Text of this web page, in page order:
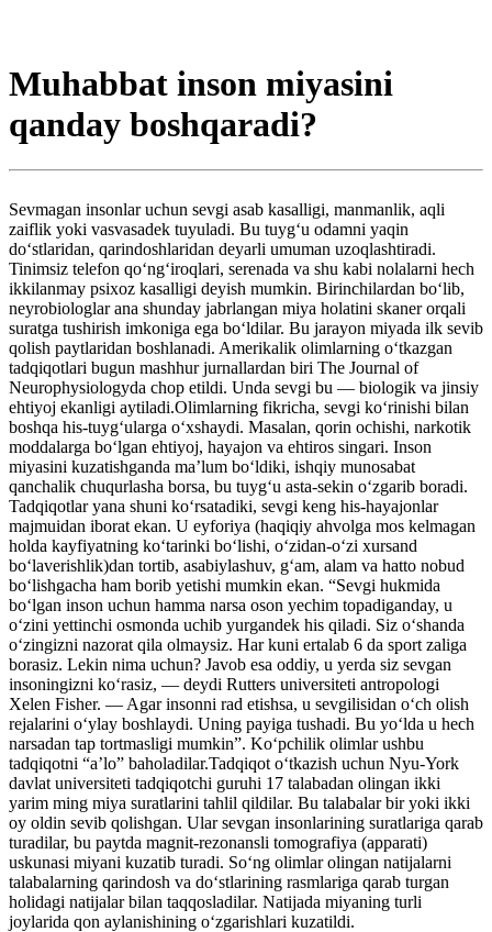
Muhabbat inson miyasini
qanday boshqaradi?
Sevmagan insonlar uchun sevgi asab kasalligi, manmanlik, aqli
zaiflik yoki vasvasadek tuyuladi. Bu tuyg‘u odamni yaqin
do‘stlaridan, qarindoshlaridan deyarli umuman uzoqlashtiradi.
Tinimsiz telefon qo‘ng‘iroqlari, serenada va shu kabi nolalarni hech
ikkilanmay psixoz kasalligi deyish mumkin. Birinchilardan bo‘lib,
neyrobiologlar ana shunday jabrlangan miya holatini skaner orqali
suratga tushirish imkoniga ega bo‘ldilar. Bu jarayon miyada ilk sevib
qolish paytlaridan boshlanadi. Amerikalik olimlarning o‘tkazgan
tadqiqotlari bugun mashhur jurnallardan biri The Journal of
Neurophysiologyda chop etildi. Unda sevgi bu — biologik va jinsiy
ehtiyoj ekanligi aytiladi.Olimlarning fikricha, sevgi ko‘rinishi bilan
boshqa his-tuyg‘ularga o‘xshaydi. Masalan, qorin ochishi, narkotik
moddalarga bo‘lgan ehtiyoj, hayajon va ehtiros singari. Inson
miyasini kuzatishganda ma’lum bo‘ldiki, ishqiy munosabat
qanchalik chuqurlasha borsa, bu tuyg‘u asta-sekin o‘zgarib boradi.
Tadqiqotlar yana shuni ko‘rsatadiki, sevgi keng his-hayajonlar
majmuidan iborat ekan. U eyforiya (haqiqiy ahvolga mos kelmagan
holda kayfiyatning ko‘tarinki bo‘lishi, o‘zidan-o‘zi xursand
bo‘laverishlik)dan tortib, asabiylashuv, g‘am, alam va hatto nobud
bo‘lishgacha ham borib yetishi mumkin ekan. “Sevgi hukmida
bo‘lgan inson uchun hamma narsa oson yechim topadiganday, u
o‘zini yettinchi osmonda uchib yurgandek his qiladi. Siz o‘shanda
o‘zingizni nazorat qila olmaysiz. Har kuni ertalab 6 da sport zaliga
borasiz. Lekin nima uchun? Javob esa oddiy, u yerda siz sevgan
insoningizni ko‘rasiz, — deydi Rutters universiteti antropologi
Xelen Fisher. — Agar insonni rad etishsa, u sevgilisidan o‘ch olish
rejalarini o‘ylay boshlaydi. Uning payiga tushadi. Bu yo‘lda u hech
narsadan tap tortmasligi mumkin”. Ko‘pchilik olimlar ushbu
tadqiqotni “a’lo” baholadilar.Tadqiqot o‘tkazish uchun Nyu-York
davlat universiteti tadqiqotchi guruhi 17 talabadan olingan ikki
yarim ming miya suratlarini tahlil qildilar. Bu talabalar bir yoki ikki
oy oldin sevib qolishgan. Ular sevgan insonlarining suratlariga qarab
turadilar, bu paytda magnit-rezonansli tomografiya (apparati)
uskunasi miyani kuzatib turadi. So‘ng olimlar olingan natijalarni
talabalarning qarindosh va do‘stlarining rasmlariga qarab turgan
holidagi natijalar bilan taqqosladilar. Natijada miyaning turli
joylarida qon aylanishining o‘zgarishlari kuzatildi.